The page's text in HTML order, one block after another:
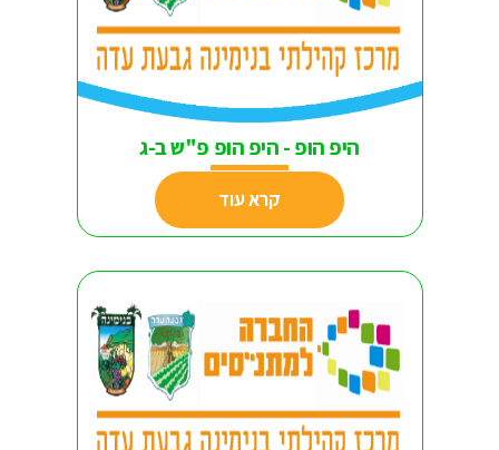
היפ הופ - היפ הופ פ"ש ב-ג
קרא עוד